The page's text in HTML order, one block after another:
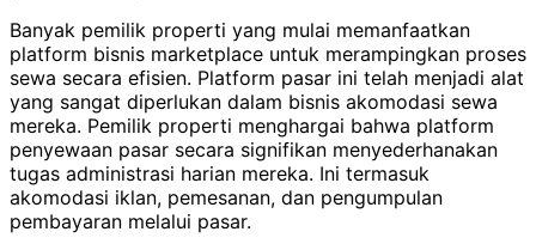
Banyak pemilik properti yang mulai memanfaatkan
platform bisnis marketplace untuk merampingkan proses
sewa secara efisien. Platform pasar ini telah menjadi alat
yang sangat diperlukan dalam bisnis akomodasi sewa
mereka. Pemilik properti menghargai bahwa platform
penyewaan pasar secara signifikan menyederhanakan
tugas administrasi harian mereka. Ini termasuk
akomodasi iklan, pemesanan, dan pengumpulan
pembayaran melalui pasar.